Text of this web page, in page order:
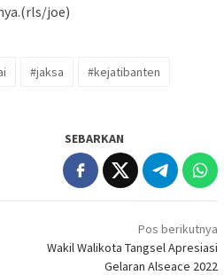
joe)
#jaksa
#kejatibanten
SEBARKAN
Pos berikutnya
Wakil Walikota Tangsel Apresiasi
Gelaran Alseace 2022